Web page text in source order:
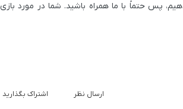
پس حتماً با ما همراه باشید. شما در مورد بازی
ارسال نظر اشتراک بگذارید